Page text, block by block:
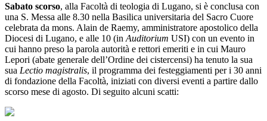
Sabato scorso, alla Facoltà di teologia di Lugano, si è conclusa con
una S. Messa alle 8.30 nella Basilica universitaria del Sacro Cuore
celebrata da mons. Alain de Raemy, amministratore apostolico della
Diocesi di Lugano, e alle 10 (in Auditorium USI) con un evento in
cui hanno preso la parola autorità e rettori emeriti e in cui Mauro
Lepori (abate generale dell’Ordine dei cistercensi) ha tenuto la sua
sua Lectio magistralis, il programma dei festeggiamenti per i 30 anni
di fondazione della Facoltà, iniziati con diversi eventi a partire dallo
scorso mese di agosto. Di seguito alcuni scatti: